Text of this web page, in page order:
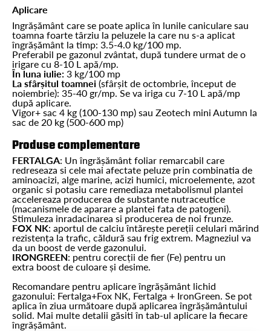
Aplicare
Ingrășământ care se poate aplica în lunile caniculare sau
toamna foarte târziu la peluzele la care nu s-a aplicat
îngrășământ la timp: 3.5-4.0 kg/100 mp.
Preferabil pe gazonul zvântat, după tundere urmat de o
irigare cu 8-10 L apă/mp.
În luna iulie: 3 kg/100 mp
La sfârșitul toamnei (sfârșit de octombrie, început de
noiembrie): 35-40 gr/mp. Se va iriga cu 7-10 L apă/mp
după aplicare.
Vigor+ sac 4 kg (100-130 mp) sau Zeotech mini Autumn la
sac de 20 kg (500-600 mp)
Produse complementare
FERTALGA: Un îngrășământ foliar remarcabil care
redreseaza si cele mai afectate peluze prin combinatia de
aminoacizi, alge marine, acizi humici, microelemente, azot
organic si potasiu care remediaza metabolismul plantei
accelereaza producerea de substante nutraceutice
(macanismele de aparare a plantei fata de patogeni).
Stimuleza inradacinarea si producerea de noi frunze.
FOX NK: aportul de calciu întărește pereții celulari mărind
rezistența la trafic, căldură sau frig extrem. Magneziul va
da un boost de verde gazonului.
IRONGREEN: pentru corecții de fier (Fe) pentru un
extra boost de culoare și desime.
Recomandare pentru aplicare îngrășământ lichid
gazonului: Fertalga+Fox NK, Fertalga + IronGreen. Se pot
aplica în ziua următoare după aplicarea îngrășământului
solid. Mai multe detalii găsiti în tab-ul aplicare la fiecare
îngrășământ.